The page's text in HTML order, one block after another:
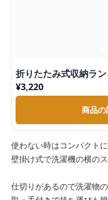
折りたたみ式収納ラ
¥3,220
商品
使わない時はコンパクト
壁掛け式で洗濯機の横の
仕切りがあるので洗濯物